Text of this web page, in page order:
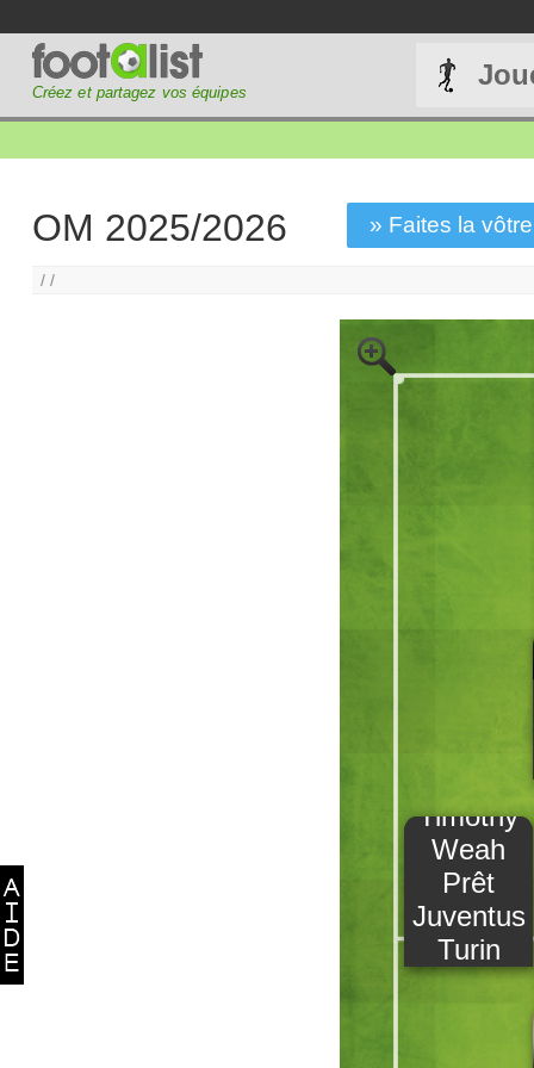
Créez et partagez vos équipes
OM 2025/2026 » Faites la
/ /
Timothy
Weah
Prêt
Juventus
Turin